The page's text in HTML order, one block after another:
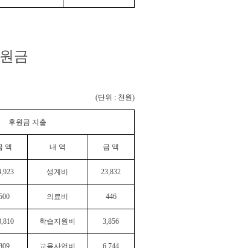
금
(단위 : 천원)
후원금 지출
액 내 역 금 액
생계비 23,832
의료비 446
학습지원비 3,856
교육사업비 6,744